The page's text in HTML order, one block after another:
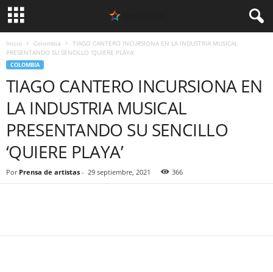
Inicio Colombia
TIAGO CANTERO INCURSIONA EN LA INDUSTRIA MUSICAL
PRESENTANDO SU SENCILLO ‘QUIERE PLAYA’
COLOMBIA
TIAGO CANTERO INCURSIONA EN
LA INDUSTRIA MUSICAL
PRESENTANDO SU SENCILLO
‘QUIERE PLAYA’
Por Prensa de artistas - 29 septiembre, 2021 366